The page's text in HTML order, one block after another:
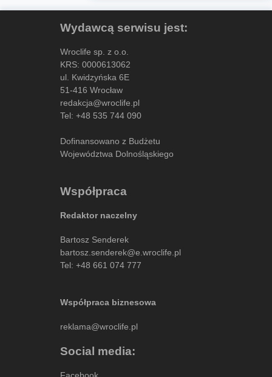
Wydawcą serwisu jest:
Wroclife sp. z o.o.
KRS: 0000613062
ul. Kwidzyńska 6E
51-416 Wrocław
redakcja@wroclife.pl
Tel: +48 535 744 090
Dofinansowano z Budżetu
Województwa Dolnośląskiego
Współpraca
Redaktor naczelny
Bartosz Senderek
bartosz.senderek@e.wroclife.pl
Tel: +48 661 074 777
Współpraca biznesowa
reklama@wroclife.pl
Social media:
Facebook